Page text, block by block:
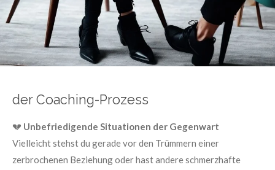
der Coaching-Prozess
💔 Unbefriedigende Situationen der Gegenwart
Vielleicht stehst du gerade vor den Trümmern einer
zerbrochenen Beziehung oder hast andere schmerzhafte